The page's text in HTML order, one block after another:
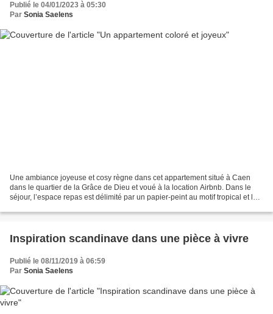
Publié le 04/01/2023 à 05:30
Par Sonia Saelens
Une ambiance joyeuse et cosy règne dans cet appartement situé à Caen
dans le quartier de la Grâce de Dieu et voué à la location Airbnb. Dans le
séjour, l’espace repas est délimité par un papier-peint au motif tropical et les
Inspiration scandinave dans une pièce à vivre
Publié le 08/11/2019 à 06:59
Par Sonia Saelens